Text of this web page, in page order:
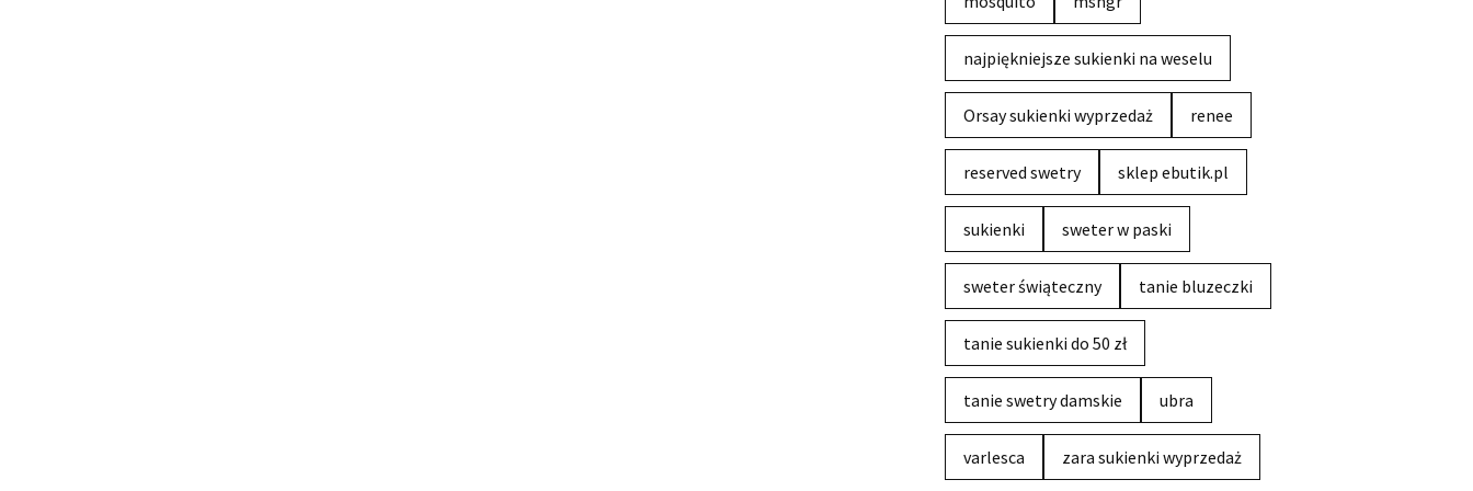
najpiękniejsze sukienki na weselu
Orsay sukienki wyprzedaż renee
reserved swetry sklep ebutik.pl
sukienki sweter w paski
sweter świąteczny tanie bluzeczki
tanie sukienki do 50 zł
tanie swetry damskie ubra
varlesca zara sukienki wyprzedaż